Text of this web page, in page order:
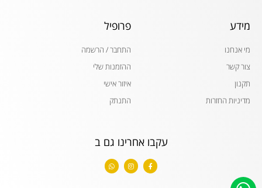
מידע
מי אנחנו
צור קשר
תקנון
מדיניות החזרות
פרופיל
התחבר / הרשמה
ההזמנות שלי
איזור אישי
התנתק
עקבו אחרינו גם ב
F
a
c
I
n
s
W
h
a